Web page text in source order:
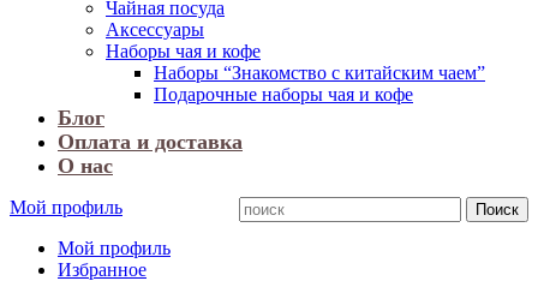
Чайная посуда
Аксессуары
Наборы чая и кофе
Наборы “Знакомство с китайским чаем”
Подарочные наборы чая и кофе
Блог
Оплата и доставка
О нас
Мой профиль
Мой профиль
Избранное